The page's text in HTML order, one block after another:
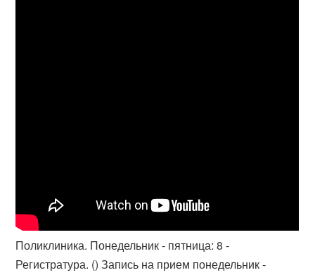
Поликлиника. Понедельник - пятница: 8 -
Регистратура. () Запись на прием понедельник -